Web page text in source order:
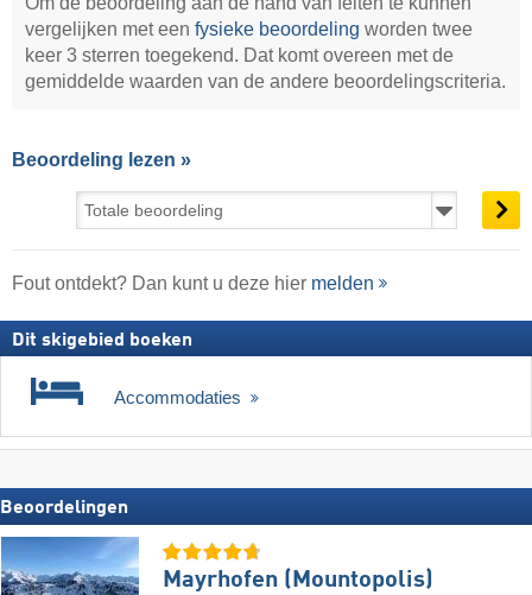
vergelijken met eenfysieke beoordeling worden twee
keer 3 sterren toegekend. Dat komt overeen met de
gemiddelde waarden van de andere beoordelingscriteria.
Beoordeling lezen »
Fout ontdekt? Dan kunt u deze hier melden
Dit skigebied boeken
Accommodaties
Beoordelingen
Mayrhofen (Mountopolis)